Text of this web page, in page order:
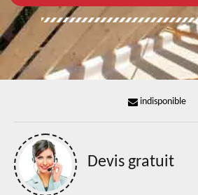
indisponible
Devis gratuit